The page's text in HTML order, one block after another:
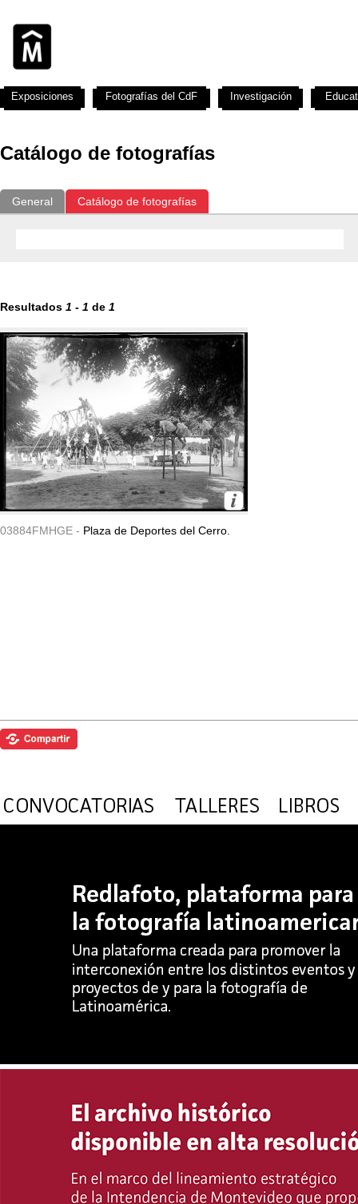
Catálogo de fotografías
General Catálogo de fotografías
Resultados 1 - 1 de 1
03884FMHGE - Plaza de Deportes del Cerro.
Exposiciones Fotografías del CdF Investigación